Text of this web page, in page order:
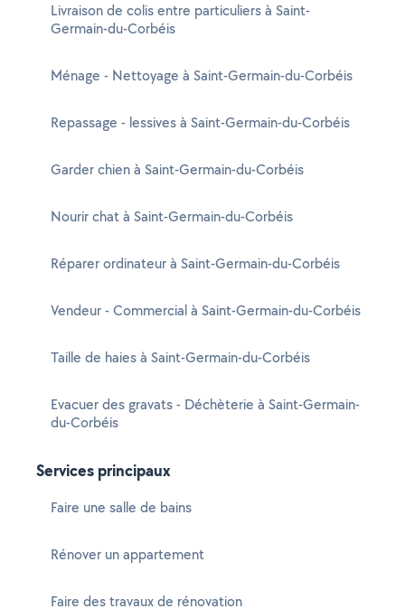
Livraison de colis entre particuliers à Saint-
Germain-du-Corbéis
Ménage - Nettoyage à Saint-Germain-du-Corbéis
Repassage - lessives à Saint-Germain-du-Corbéis
Garder chien à Saint-Germain-du-Corbéis
Nourir chat à Saint-Germain-du-Corbéis
Réparer ordinateur à Saint-Germain-du-Corbéis
Vendeur - Commercial à Saint-Germain-du-Corbéis
Taille de haies à Saint-Germain-du-Corbéis
Evacuer des gravats - Déchèterie à Saint-Germain-
du-Corbéis
Services principaux
Faire une salle de bains
Rénover un appartement
Faire des travaux de rénovation